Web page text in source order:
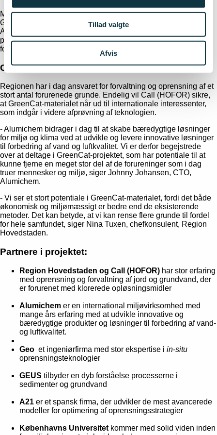
Tillad valgte
Afvis
Metoden er baseret på forskning ved Københavns Universitet,
GEUS, og Amphos21. Den danske Miljøvirksomhed,
Alumichem, deltager i udviklingen og etablerer en dansk
pilotproduktion af grøn rust og GreenCat-materialet til brug for
forsøg, som udføres af Geo og Region Hovedstaden.
Godt for økonomien og miljøet
Regionen har i dag ansvaret for forvaltning og oprensning af et
stort antal forurenede grunde. Endelig vil Call (HOFOR) sikre,
at GreenCat-materialet når ud til internationale interessenter,
som indgår i videre afprøvning af teknologien.
- Alumichem bidrager i dag til at skabe bæredygtige løsninger
for miljø og klima ved at udvikle og levere innovative løsninger
til forbedring af vand og luftkvalitet. Vi er derfor begejstrede
over at deltage i GreenCat-projektet, som har potentiale til at
kunne fjerne en meget stor del af de forureninger som i dag
truer mennesker og miljø, siger Johnny Johansen, CTO,
Alumichem.
- Vi ser et stort potentiale i GreenCat-materialet, fordi det både
økonomisk og miljømæssigt er bedre end de eksisterende
metoder. Det kan betyde, at vi kan rense flere grunde til fordel
for hele samfundet, siger Nina Tuxen, chefkonsulent, Region
Hovedstaden.
Partnere i projektet:
Region Hovedstaden og Call (HOFOR) har stor erfaring
med oprensning og forvaltning af jord og grundvand, der
er forurenet med klorerede opløsningsmidler
Alumichem er en international miljøvirksomhed med
mange års erfaring med at udvikle innovative og
bæredygtige produkter og løsninger til forbedring af vand-
og luftkvalitet.
Geo et ingeniørfirma med stor ekspertise i in-situ
oprensningsteknologier
GEUS tilbyder en dyb forståelse processerne i
sedimenter og grundvand
A21 er et spansk firma, der udvikler de mest avancerede
modeller for optimering af oprensningsstrategier
Københavns Universitet kommer med solid viden inden